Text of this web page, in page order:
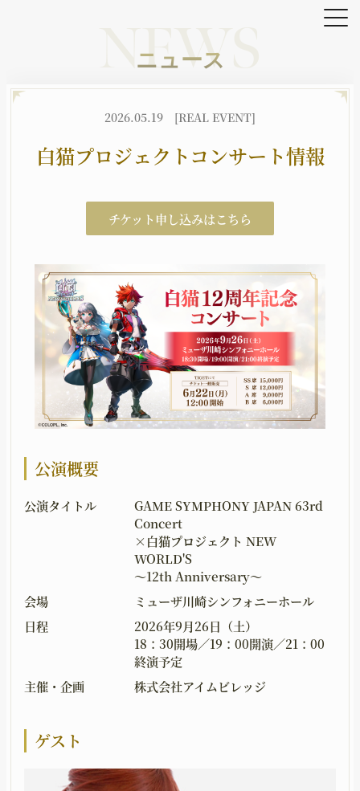
HOME NEWS
ニュース
BATTLE
バトル キャラクター
JOB
職種
WORLD
世界観
UPGRADING
育成
GOODS
グッズ
ムービー
X YouTube TikTok
NEWS
ニュース
2026.05.19 [REAL EVENT]
白猫プロジェクトコンサート情報
チケット申し込みはこちら
公演概要
公演タイトル
GAME SYMPHONY JAPAN 63rd
Concert
×白猫プロジェクト NEW
WORLD'S
〜12th Anniversary〜
会場
ミューザ川崎シンフォニーホール
日程
2026年9月26日（土）
18：30開場／19：00開演／21：00
終演予定
主催・企画
株式会社アイムビレッジ
ゲスト